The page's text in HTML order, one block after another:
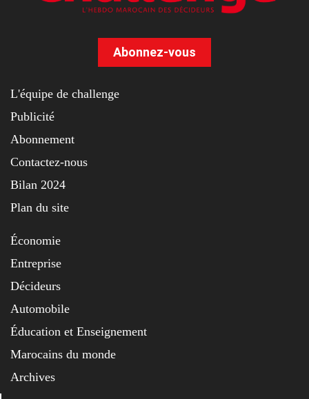
Abonnez-vous
L'équipe de challenge
Publicité
Abonnement
Contactez-nous
Bilan 2024
Plan du site
Économie
Entreprise
Décideurs
Automobile
Éducation et Enseignement
Marocains du monde
Archives